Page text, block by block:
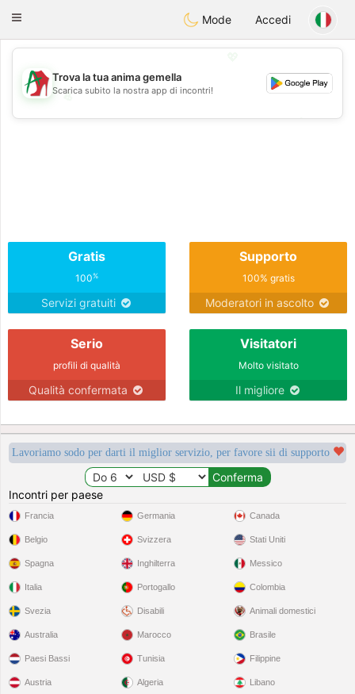
Amami Ora
Toggle
Mode Accedi
💖
💕
Trova la tua anima gemella
Scarica subito la nostra app di incontri!
Gratis
100%
Servizi gratuiti
Supporto
100% gratis
Moderatori in ascolto
Serio
profili di qualità
Qualità confermata
Visitatori
Molto visitato
Il migliore
Lavoriamo sodo per darti il miglior servizio, per favore sii di supporto
Incontri per paese
Francia
Belgio
Spagna
Italia
Svezia
Germania
Svizzera
Inghilterra
Portogallo
Disabili
Canada
Stati Uniti
Messico
Colombia
Animali domestici
Australia
Paesi Bassi
Austria
Marocco
Tunisia
Algeria
Brasile
Filippine
Libano